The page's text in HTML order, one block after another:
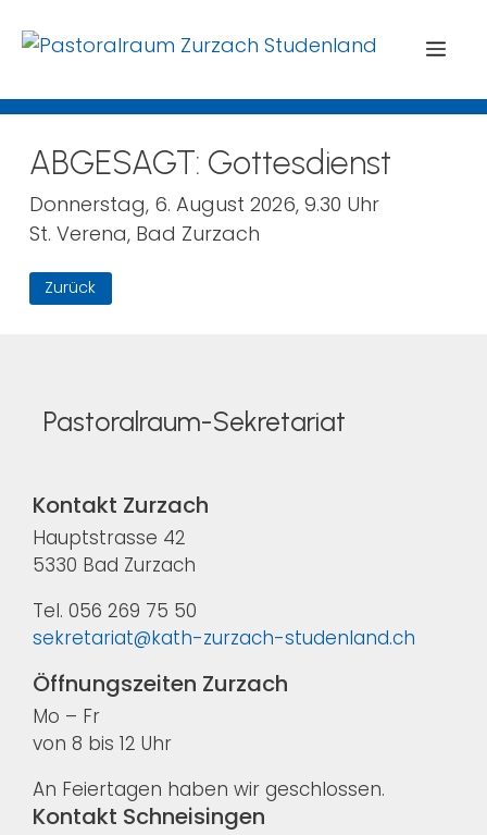
ABGESAGT: Gottesdienst
Donnerstag, 6. August 2026, 9.30 Uhr
St. Verena, Bad Zurzach
Zurück
Pastoralraum-Sekretariat
Kontakt Zurzach
Hauptstrasse 42
5330 Bad Zurzach
Tel. 056 269 75 50
sekretariat@kath-zurzach-studenland.ch
Öffnungszeiten Zurzach
Mo – Fr
von 8 bis 12 Uhr
An Feiertagen haben wir geschlossen.
Kontakt Schneisingen